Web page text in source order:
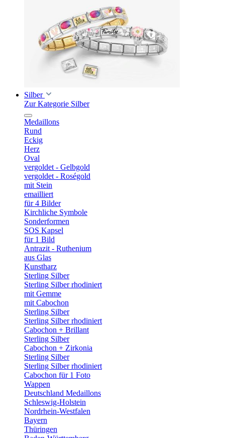
Silber
Zur Kategorie Silber
Medaillons
Rund
Eckig
Herz
Oval
vergoldet - Gelbgold
vergoldet - Roségold
mit Stein
emailliert
für 4 Bilder
Kirchliche Symbole
Sonderformen
SOS Kapsel
für 1 Bild
Antrazit - Ruthenium
aus Glas
Kunstharz
Sterling Silber
Sterling Silber rhodiniert
mit Gemme
mit Cabochon
Sterling Silber
Sterling Silber rhodiniert
Cabochon + Brillant
Sterling Silber
Cabochon + Zirkonia
Sterling Silber
Sterling Silber rhodiniert
Cabochon für 1 Foto
Wappen
Deutschland Medaillons
Schleswig-Holstein
Nordrhein-Westfalen
Bayern
Thüringen